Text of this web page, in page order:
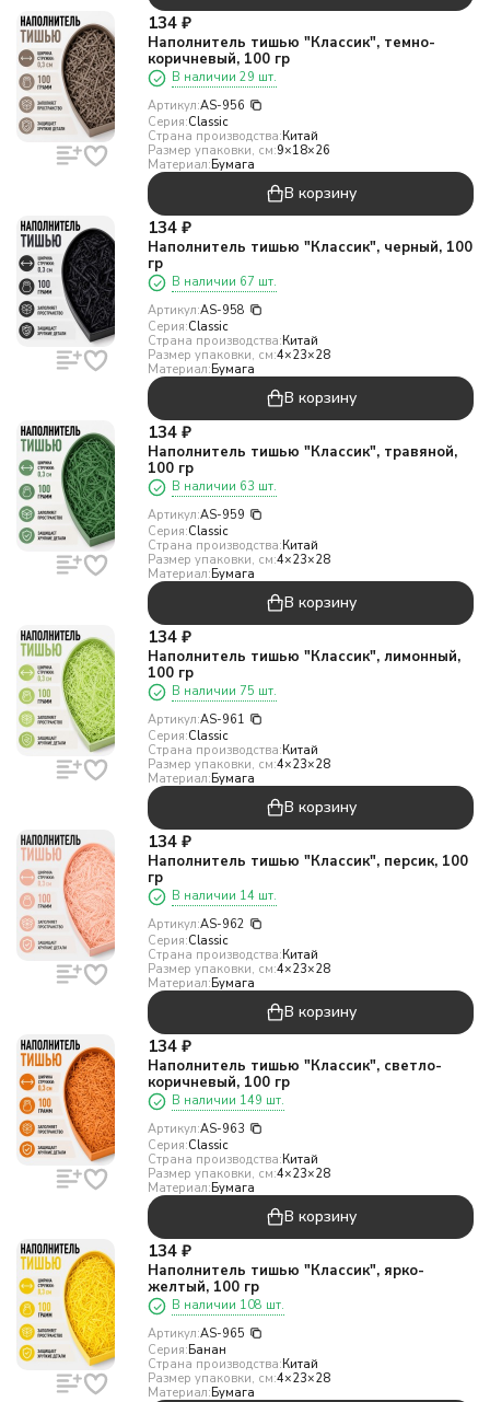
134 ₽
Наполнитель тишью "Классик", темно-
коричневый, 100 гр
В наличии 29 шт.
Артикул:AS-956
Серия:Classic
Страна производства:Китай
Размер упаковки, см:9×18×26
Материал:Бумага
В корзину
134 ₽
Наполнитель тишью "Классик", черный, 100
гр
В наличии 67 шт.
Артикул:AS-958
Серия:Classic
Страна производства:Китай
Размер упаковки, см:4×23×28
Материал:Бумага
В корзину
134 ₽
Наполнитель тишью "Классик", травяной,
100 гр
В наличии 63 шт.
Артикул:AS-959
Серия:Classic
Страна производства:Китай
Размер упаковки, см:4×23×28
Материал:Бумага
В корзину
134 ₽
Наполнитель тишью "Классик", лимонный,
100 гр
В наличии 75 шт.
Артикул:AS-961
Серия:Classic
Страна производства:Китай
Размер упаковки, см:4×23×28
Материал:Бумага
В корзину
134 ₽
Наполнитель тишью "Классик", персик, 100
гр
В наличии 14 шт.
Артикул:AS-962
Серия:Classic
Страна производства:Китай
Размер упаковки, см:4×23×28
Материал:Бумага
В корзину
134 ₽
Наполнитель тишью "Классик", светло-
коричневый, 100 гр
В наличии 149 шт.
Артикул:AS-963
Серия:Classic
Страна производства:Китай
Размер упаковки, см:4×23×28
Материал:Бумага
В корзину
134 ₽
Наполнитель тишью "Классик", ярко-
желтый, 100 гр
В наличии 108 шт.
Артикул:AS-965
Серия:Банан
Страна производства:Китай
Размер упаковки, см:4×23×28
Материал:Бумага